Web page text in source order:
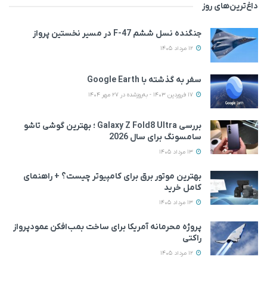
داغ‌ترین‌های روز
جنگنده نسل ششم F-47 در مسیر نخستین پرواز
سفر به گذشته با Google Earth
بررسی Galaxy Z Fold8 Ultra ؛ بهترین گوشی تاشو
سامسونگ برای سال 2026
بهترین موتور برق برای کامپیوتر چیست؟ + راهنمای
کامل خرید
پروژه محرمانه آمریکا برای ساخت بمب‌افکن عمودپرواز
راکتی